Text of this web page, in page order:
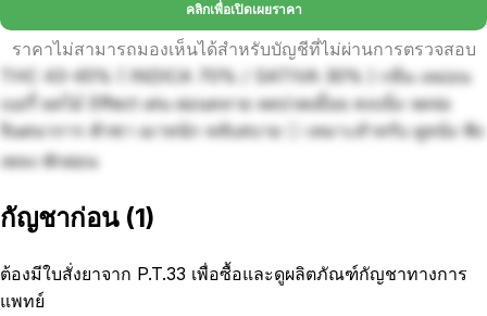
คลิกเพื่อเปิดเผยราคา
ราคาไม่สามารถมองเห็นได้สำหรับบัญชีที่ไม่ผ่านการตรวจสอบ
THC 43-45% ( INDICA 70% / SATIVA 30% ) กลิ่น เลม่อน
เบอรี่ ผลไม้ Effect เด่น ผ่อนคลาย ลดปวดเมื่อย สงบนิ่ง จดจ่อ
จินตนาการ ตัวชา เมาหนัก หลับสบาย 🌕 เหมาะสำหรับ ดูหนัง ฟัง
เพลง พักผ่อน
กัญชาก่อน (1)
ต้องมีใบสั่งยาจาก P.T.33 เพื่อซื้อและดูผลิตภัณฑ์กัญชาทางการ
แพทย์